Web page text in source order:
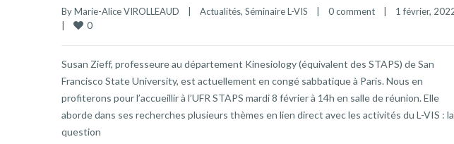
By Marie-Alice VIROLLEAUD Actualités, Séminaire L-VIS 0 comment
0
Susan Zieff, professeure au département Kinesiology (équivalent des STAPS) de San
Francisco State University, est actuellement en congé sabbatique à Paris. Nous en
profiterons pour l’accueillir à l’UFR STAPS mardi 8 février à 14h en salle de réunion. Elle
aborde dans ses recherches plusieurs thèmes en lien direct avec les activités du L-VIS : la
question